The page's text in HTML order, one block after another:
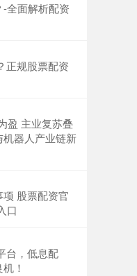
全面解析配资
正规股票配资
盈 主业复苏叠
器人产业链新
股票配资官
口
台，低息配
！